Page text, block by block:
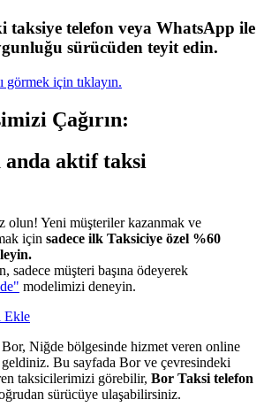
taksiye telefon veya WhatsApp ile
sürücüden teyit edin.
görmek için tıklayın.
Çağırın:
anda aktif taksi
olun! Yeni müşteriler kazanmak ve
için sadece ilk Taksiciye özel %60
sadece müşteri başına ödeyerek
modelimizi deneyin.
Ekle
Niğde bölgesinde hizmet veren online
Bu sayfada Bor ve çevresindeki
taksicilerimizi görebilir, Bor Taksi telefon
sürücüye ulaşabilirsiniz.